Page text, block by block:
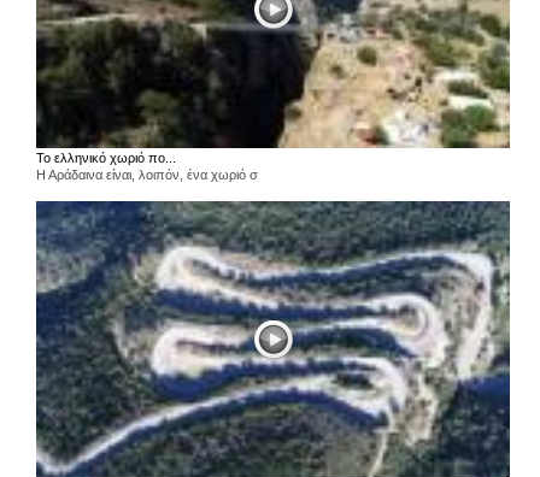
Το ελληνικό χωριό πο...
Η Αράδαινα είναι, λοιπόν, ένα χωριό σ